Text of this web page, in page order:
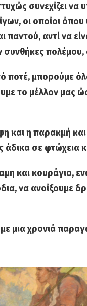
συνεχίζει
οι οποίοι
παντού, αντί να
ποτέ, μπορούμε
το μέλλον μας
και η παρακμή
άδικα σε φτώχεια
και κουράγιο,
να ανοίξουμε
μια χρονιά